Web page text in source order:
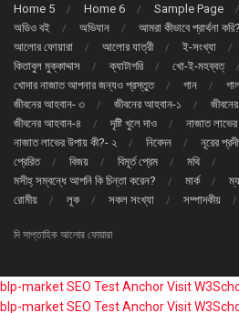
Home 5
Home 6 Sample Page
অডিও বই
অভিযান আমরা কীভাবে প্রার্থনা করি?
আলোর ফোয়ারা
আলোর যাত্রী ই-সংখ্যা
কিতাবুল মুক্কাদ্দাস
ক্যাটাগরি
খো-ই-মহব্বত্
খোদার নাজাত আপনার জন্যও প্রস্তুত
গান
জীবনের আহবান- ৩
জীবনের আহবান-১
জীবনের আহবান-৪
দৃষ্টি খুলে দাও
নাজাত
নাজাত লাভের উপায় কী?- ২
নিবেদন নূরের
প্রেরিত
বিজয় বিমূর্ত প্রেম
মথি
মসীহ্ সম্বন্ধে আপনি কি চিন্তা করেন?
মার্ক
রোমীয়
লূক সকল সংখ্যা সম্পাদকীয়
দি সাপ্তাহিক আলোর ফোয়ারা
blp-marketSEO Test AnchorVisit
blp-marketSEO Test AnchorVisit